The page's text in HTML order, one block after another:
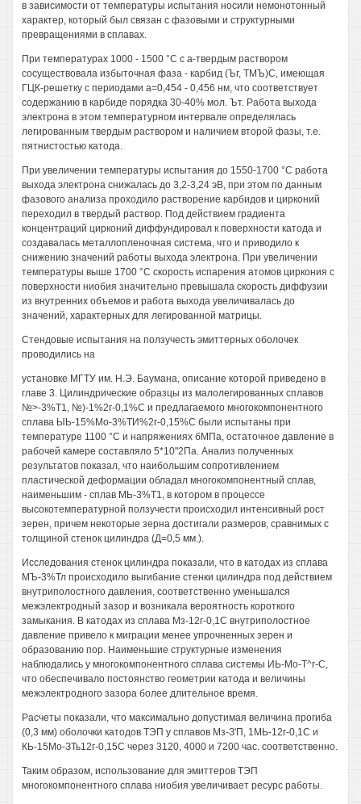
в зависимости от температуры испытания носили немонотонный
характер, который был связан с фазовыми и структурными
превращениями в сплавах.
При температурах 1000 - 1500 °С с а-твердым раствором
сосуществовала избыточная фаза - карбид (Ъг, ТМЪ)С, имеющая
ГЦК-решетку с периодами а=0,454 - 0,456 нм, что соответствует
содержанию в карбиде порядка 30-40% мол. Ът. Работа выхода
электрона в этом температурном интервале определялась
легированным твердым раствором и наличием второй фазы, т.е.
пятнистостью катода.
При увеличении температуры испытания до 1550-1700 °С работа
выхода электрона снижалась до 3,2-3,24 эВ, при этом по данным
фазового анализа проходило растворение карбидов и цирконий
переходил в твердый раствор. Под действием градиента
концентраций цирконий диффундировал к поверхности катода и
создавалась металлопленочная система, что и приводило к
снижению значений работы выхода электрона. При увеличении
температуры выше 1700 °С скорость испарения атомов циркония с
поверхности ниобия значительно превышала скорость диффузии
из внутренних объемов и работа выхода увеличивалась до
значений, характерных для легированной матрицы.
Стендовые испытания на ползучесть эмиттерных оболочек
проводились на
установке МГТУ им. Н.Э. Баумана, описание которой приведено в
главе 3. Цилиндрические образцы из малолегированных сплавов
№>-3%Т1, №)-1%2г-0,1%С и предлагаемого многокомпонентного
сплава ЫЬ-15%Мо-3%ТИ%2г-0,15%С были испытаны при
температуре 1100 °С и напряжениях бМПа, остаточное давление в
рабочей камере составляло 5*10"2Па. Анализ полученных
результатов показал, что наибольшим сопротивлением
пластической деформации обладал многокомпонентный сплав,
наименьшим - сплав МЬ-3%Т1, в котором в процессе
высокотемпературной ползучести происходил интенсивный рост
зерен, причем некоторые зерна достигали размеров, сравнимых с
толщиной стенок цилиндра (Д=0,5 мм.).
Исследования стенок цилиндра показали, что в катодах из сплава
МЪ-3%Тл происходило выгибание стенки цилиндра под действием
внутриполостного давления, соответственно уменьшался
межэлектродный зазор и возникала вероятность короткого
замыкания. В катодах из сплава Мз-12г-0,1С внутриполостное
давление привело к миграции менее упрочненных зерен и
образованию пор. Наименьшие структурные изменения
наблюдались у многокомпонентного сплава системы ИЬ-Мо-Т^г-С,
что обеспечивало постоянство геометрии катода и величины
межэлектродного зазора более длительное время.
Расчеты показали, что максимально допустимая величина прогиба
(0,3 мм) оболочки катодов ТЭП у сплавов Мз-З'П, 1МЬ-12г-0,1С и
КЬ-15Мо-ЗТь12г-0,15С через 3120, 4000 и 7200 час. соответственно.
Таким образом, использование для эмиттеров ТЭП
многокомпонентного сплава ниобия увеличивает ресурс работы.